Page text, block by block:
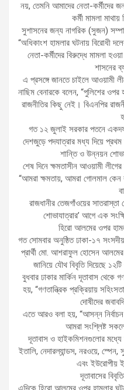
নয়, তেমনি আমাদের নেতা-কর্মীদের
কর্মী মামলা
সুশাসনের জন্য নাগরিক (সুজন)
“অধিকাংশ হামলার ঘটনায় বিরোধী
নেতা-কর্মীদের বিরুদ্ধে মামলা
শাসনের
এ প্রসঙ্গে জানতে চাইলে আওয়ামী
নাছিম বেনারকে বলেন, “পুলিশের
রাজনীতির কিছু নেই। বিএনপির
গত ১২ জুলাই সরকার পতনে
দেশজুড়ে পদযাত্রার মধ্য দিয়ে
শান্তি ও উন্নয়ন
শেষ দিনে ক্ষমতাসীন আওয়ামী
“আমরা ক্ষমতায়, আমরা গোলমাল
রাজধানীর তেজগাঁওয়ের
শোভাযাত্রার’ আগে এক
হিরো আলমের ওপর
গত সোমবার অনুষ্ঠিত ঢাকা-১৭
প্রার্থী মো. আশরাফুল হোসেন
জানিয়ে যৌথ বিবৃতি দিয়েছে
বুধবার ঢাকার মার্কিন দূতাবাস
হয়, “গণতান্ত্রিক প্রক্রিয়ায়
দোষীদের
এতে আরও বলা হয়, “আসন্ন
আমরা সংশ্লিষ্ট
দূতাবাস ও হাইকমিশনগুলোর মধ্যে
ইতালি, নেদারল্যান্ডস, নরওয়ে,
এবং ইউরোপীয়
দূতাবাসের